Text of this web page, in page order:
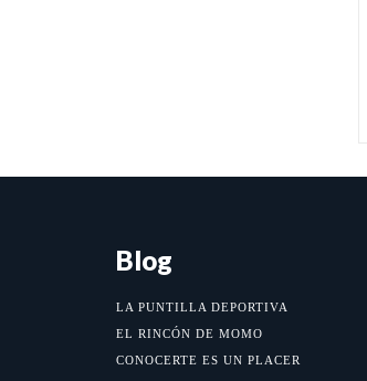
Blog
LA PUNTILLA DEPORTIVA
EL RINCÓN DE MOMO
CONOCERTE ES UN PLACER